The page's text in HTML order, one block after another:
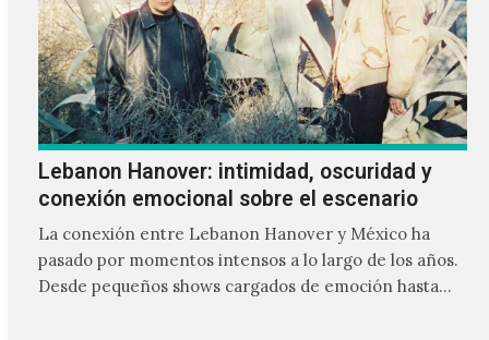
Lebanon Hanover: intimidad, oscuridad y
conexión emocional sobre el escenario
La conexión entre Lebanon Hanover y México ha
pasado por momentos intensos a lo largo de los años.
Desde pequeños shows cargados de emoción hasta